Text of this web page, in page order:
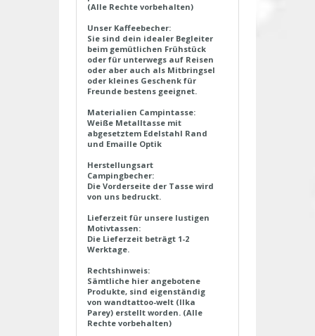
(Alle Rechte vorbehalten)
Unser Kaffeebecher:
Sie sind dein idealer Begleiter
beim gemütlichen Frühstück
oder für unterwegs auf Reisen
oder aber auch als Mitbringsel
oder kleines Geschenk für
Freunde bestens geeignet.
Materialien Campintasse:
Weiße Metalltasse mit
abgesetztem Edelstahl Rand
und Emaille Optik
Herstellungsart
Campingbecher:
Die Vorderseite der Tasse wird
von uns bedruckt.
Lieferzeit für unsere lustigen
Motivtassen:
Die Lieferzeit beträgt 1-2
Werktage.
Rechtshinweis:
Sämtliche hier angebotene
Produkte, sind eigenständig
von wandtattoo-welt (Ilka
Parey) erstellt worden. (Alle
Rechte vorbehalten)